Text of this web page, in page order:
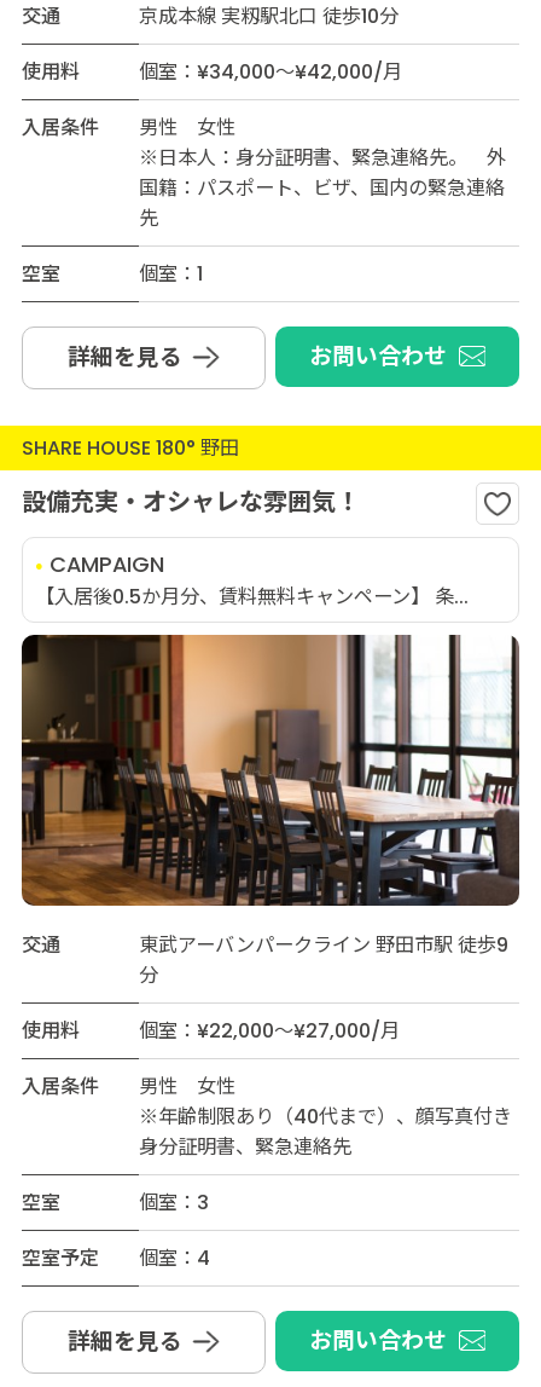
交通
京成本線 実籾駅北口 徒歩10分
使用料
個室：¥34,000～¥42,000/月
入居条件
男性 女性
※日本人：身分証明書、緊急連絡先。 外
国籍：パスポート、ビザ、国内の緊急連絡
先
空室
個室：1
詳細を見る お問い合わせ
SHARE HOUSE 180° 野田
設備充実・オシャレな雰囲気！
CAMPAIGN
【入居後0.5か月分、賃料無料キャンペーン】 条...
交通
東武アーバンパークライン 野田市駅 徒歩9
分
使用料
個室：¥22,000～¥27,000/月
入居条件
男性 女性
※年齢制限あり（40代まで）、顔写真付き
身分証明書、緊急連絡先
空室
個室：3
空室予定
個室：4
詳細を見る お問い合わせ